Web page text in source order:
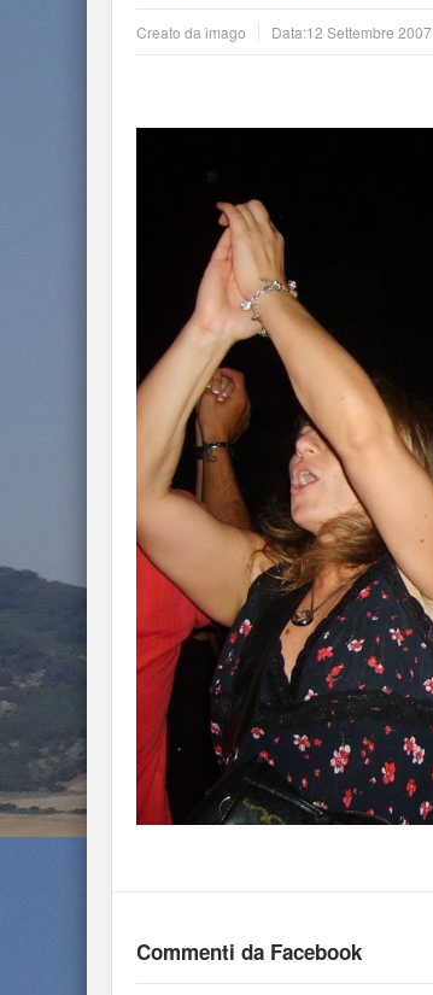
Creato da imago Data:12 Settembre 2007
Commenti da Facebook